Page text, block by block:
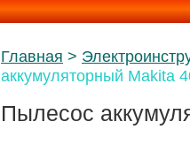
Родительские
страницы:
Главная
аккумуляторный Makita
Пылесос